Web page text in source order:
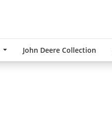
John Deere Collection